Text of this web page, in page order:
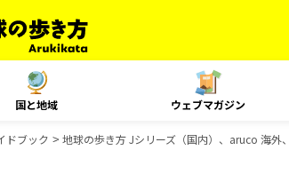
国と地域 ウェブマガジン
ドブック 地球の歩き方 Jシリーズ（国内）、aruco 海外